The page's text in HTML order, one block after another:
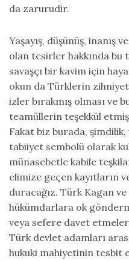
da zarurudir.
Yaşayış, düşünüş, inanış
olan tesirler hakkında bu
savaşçı bir kavim için
okun da Türklerin
izler bırakmış olması ve
teamüllerin teşekkül
Fakat biz burada,
tabiiyet sembolü olarak
münasebetle kabile
elimize geçen kayıtların
duracağız. Türk Kagan
hükümdarlara ok
veya sefere davet
Türk devlet adamları
hukuki mahiyetinin tesbit